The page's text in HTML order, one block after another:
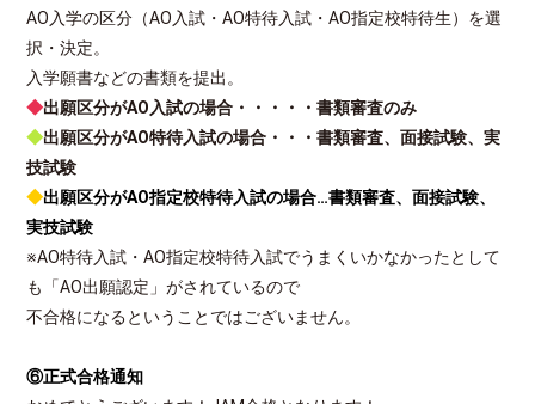
AO入学の区分（AO入試・AO特待入試・AO指定校特待生）を選
択・決定。
入学願書などの書類を提出。
◆出願区分がAO入試の場合・・・・・書類審査のみ
◆出願区分がAO特待入試の場合・・・書類審査、面接試験、実
技試験
◆出願区分がAO指定校特待入試の場合…書類審査、面接試験、
実技試験
※AO特待入試・AO指定校特待入試でうまくいかなかったとして
も「AO出願認定」がされているので
不合格になるということではございません。
⑥正式合格通知